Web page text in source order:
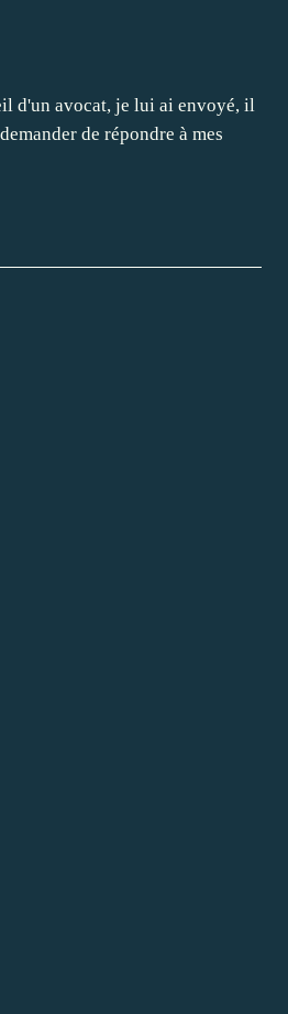
d'un avocat, je lui ai envoyé, il
de répondre à mes